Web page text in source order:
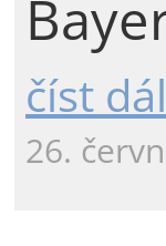
číst
26.